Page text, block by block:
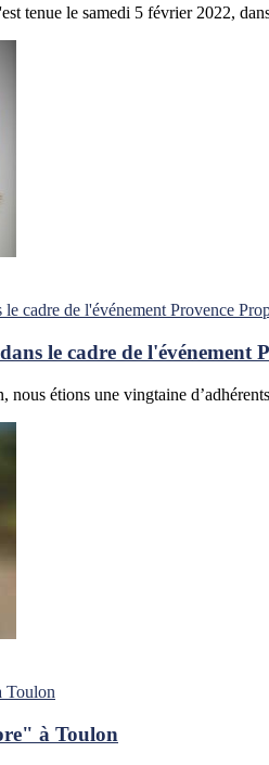
tenue le samedi 5 février 2022,
le cadre de l'événement
nous étions une vingtaine
à Toulon